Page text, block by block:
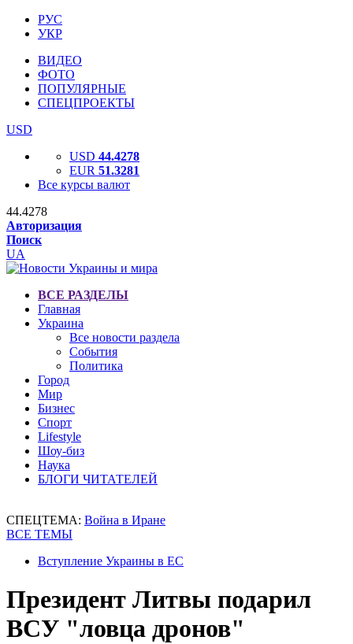
РУС
УКР
ВИДЕО
ФОТО
ПОПУЛЯРНЫЕ
СПЕЦПРОЕКТЫ
USD
USD 44.4278
EUR 51.3281
Все курсы валют
44.4278
Авторизация
Поиск
UA
ВСЕ РАЗДЕЛЫ
Главная
Украина
Все новости раздела
События
Политика
Город
Мир
Бизнес
Спорт
Lifestyle
Шоу-биз
Наука
БЛОГИ ЧИТАТЕЛЕЙ
СПЕЦТЕМА: Война в Иране
ВСЕ ТЕМЫ
Вступление Украины в ЕС
Президент Литвы подарил
ВСУ "ловца дронов"